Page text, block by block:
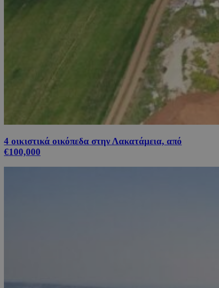
4 οικιστικά οικόπεδα στην Λακατάμεια, από
€100,000